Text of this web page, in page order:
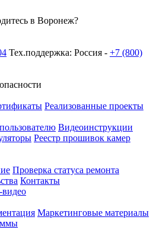
в Воронеж?
Тех.поддержка: Россия - +7 (800)
Реализованные проекты
Видеоинструкции
Реестр прошивок камер
Проверка статуса ремонта
Контакты
Маркетинговые материалы